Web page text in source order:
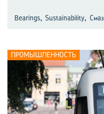
Bearings, Sustainability,
ПРОМЫШЛЕННОСТЬ